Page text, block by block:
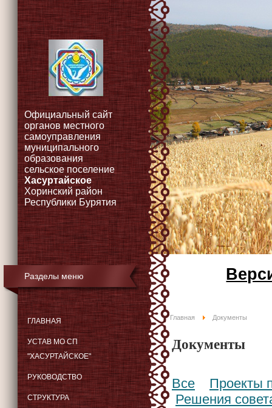
Официальный сайт
органов местного
самоуправления
муниципального
образования
сельское поселение
Хасуртайское
Хоринский район
Республики Бурятия
Разделы меню
ГЛАВНАЯ
УСТАВ МО СП
"ХАСУРТАЙСКОЕ"
РУКОВОДСТВО
СТРУКТУРА
Главная Документы
Документы
Все
Проекты
Решения